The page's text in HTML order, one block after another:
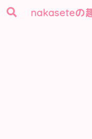
nakaseteの